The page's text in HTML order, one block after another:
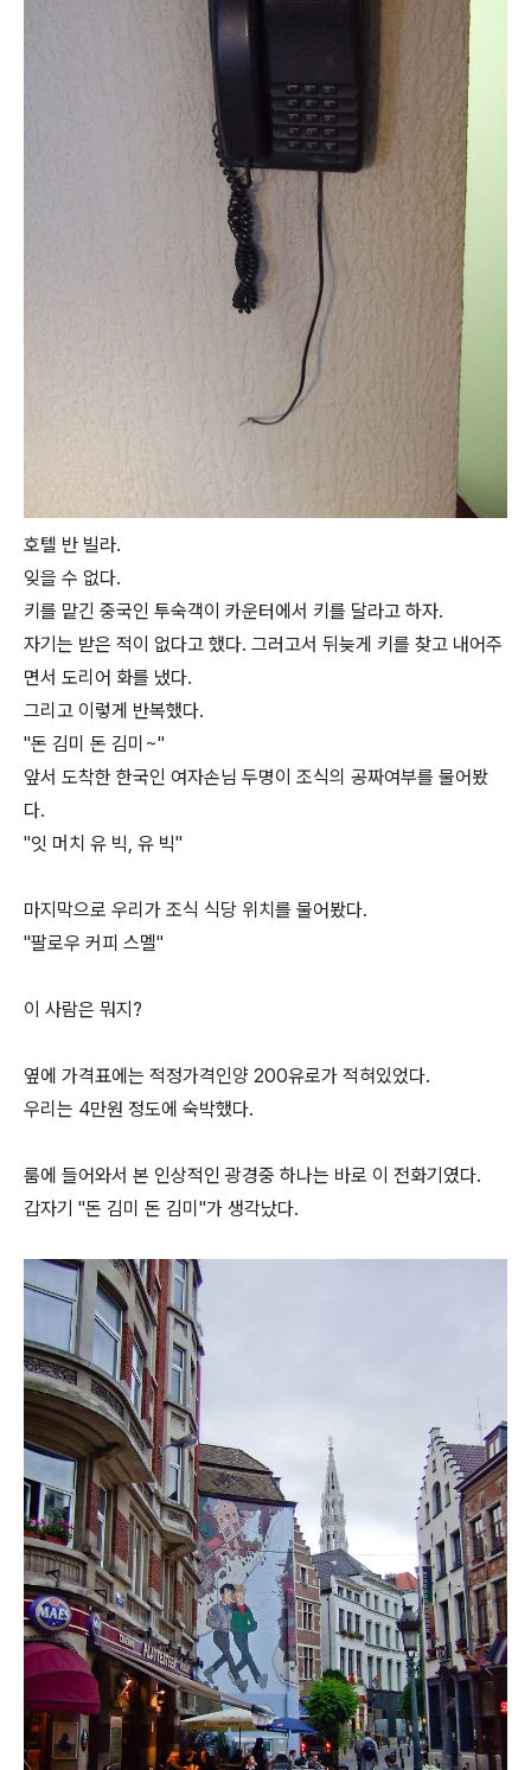
호텔 반 빌라.
잊을 수 없다.
키를 맡긴 중국인 투숙객이 카운터에서 키를 달라고 하자.
자기는 받은 적이 없다고 했다. 그러고서 뒤늦게 키를 찾고 내어주
면서 도리어 화를 냈다.
그리고 이렇게 반복했다.
"돈 김미 돈 김미~"
앞서 도착한 한국인 여자손님 두명이 조식의 공짜여부를 물어봤
다.
"잇 머치 유 빅, 유 빅"
마지막으로 우리가 조식 식당 위치를 물어봤다.
"팔로우 커피 스멜"
이 사람은 뭐지?
옆에 가격표에는 적정가격인양 200유로가 적혀있었다.
우리는 4만원 정도에 숙박했다.
룸에 들어와서 본 인상적인 광경중 하나는 바로 이 전화기였다.
갑자기 "돈 김미 돈 김미"가 생각났다.